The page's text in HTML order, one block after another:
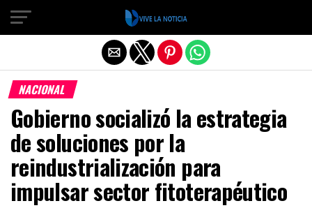
NACIONAL
Gobierno socializó la estrategia
de soluciones por la
reindustrialización para
impulsar sector fitoterapéutico
Salir de la versión móvil